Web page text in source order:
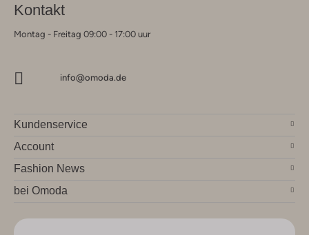
Kontakt
Montag - Freitag 09:00 - 17:00 uur
info@omoda.de
Kundenservice
Account
Fashion News
bei Omoda